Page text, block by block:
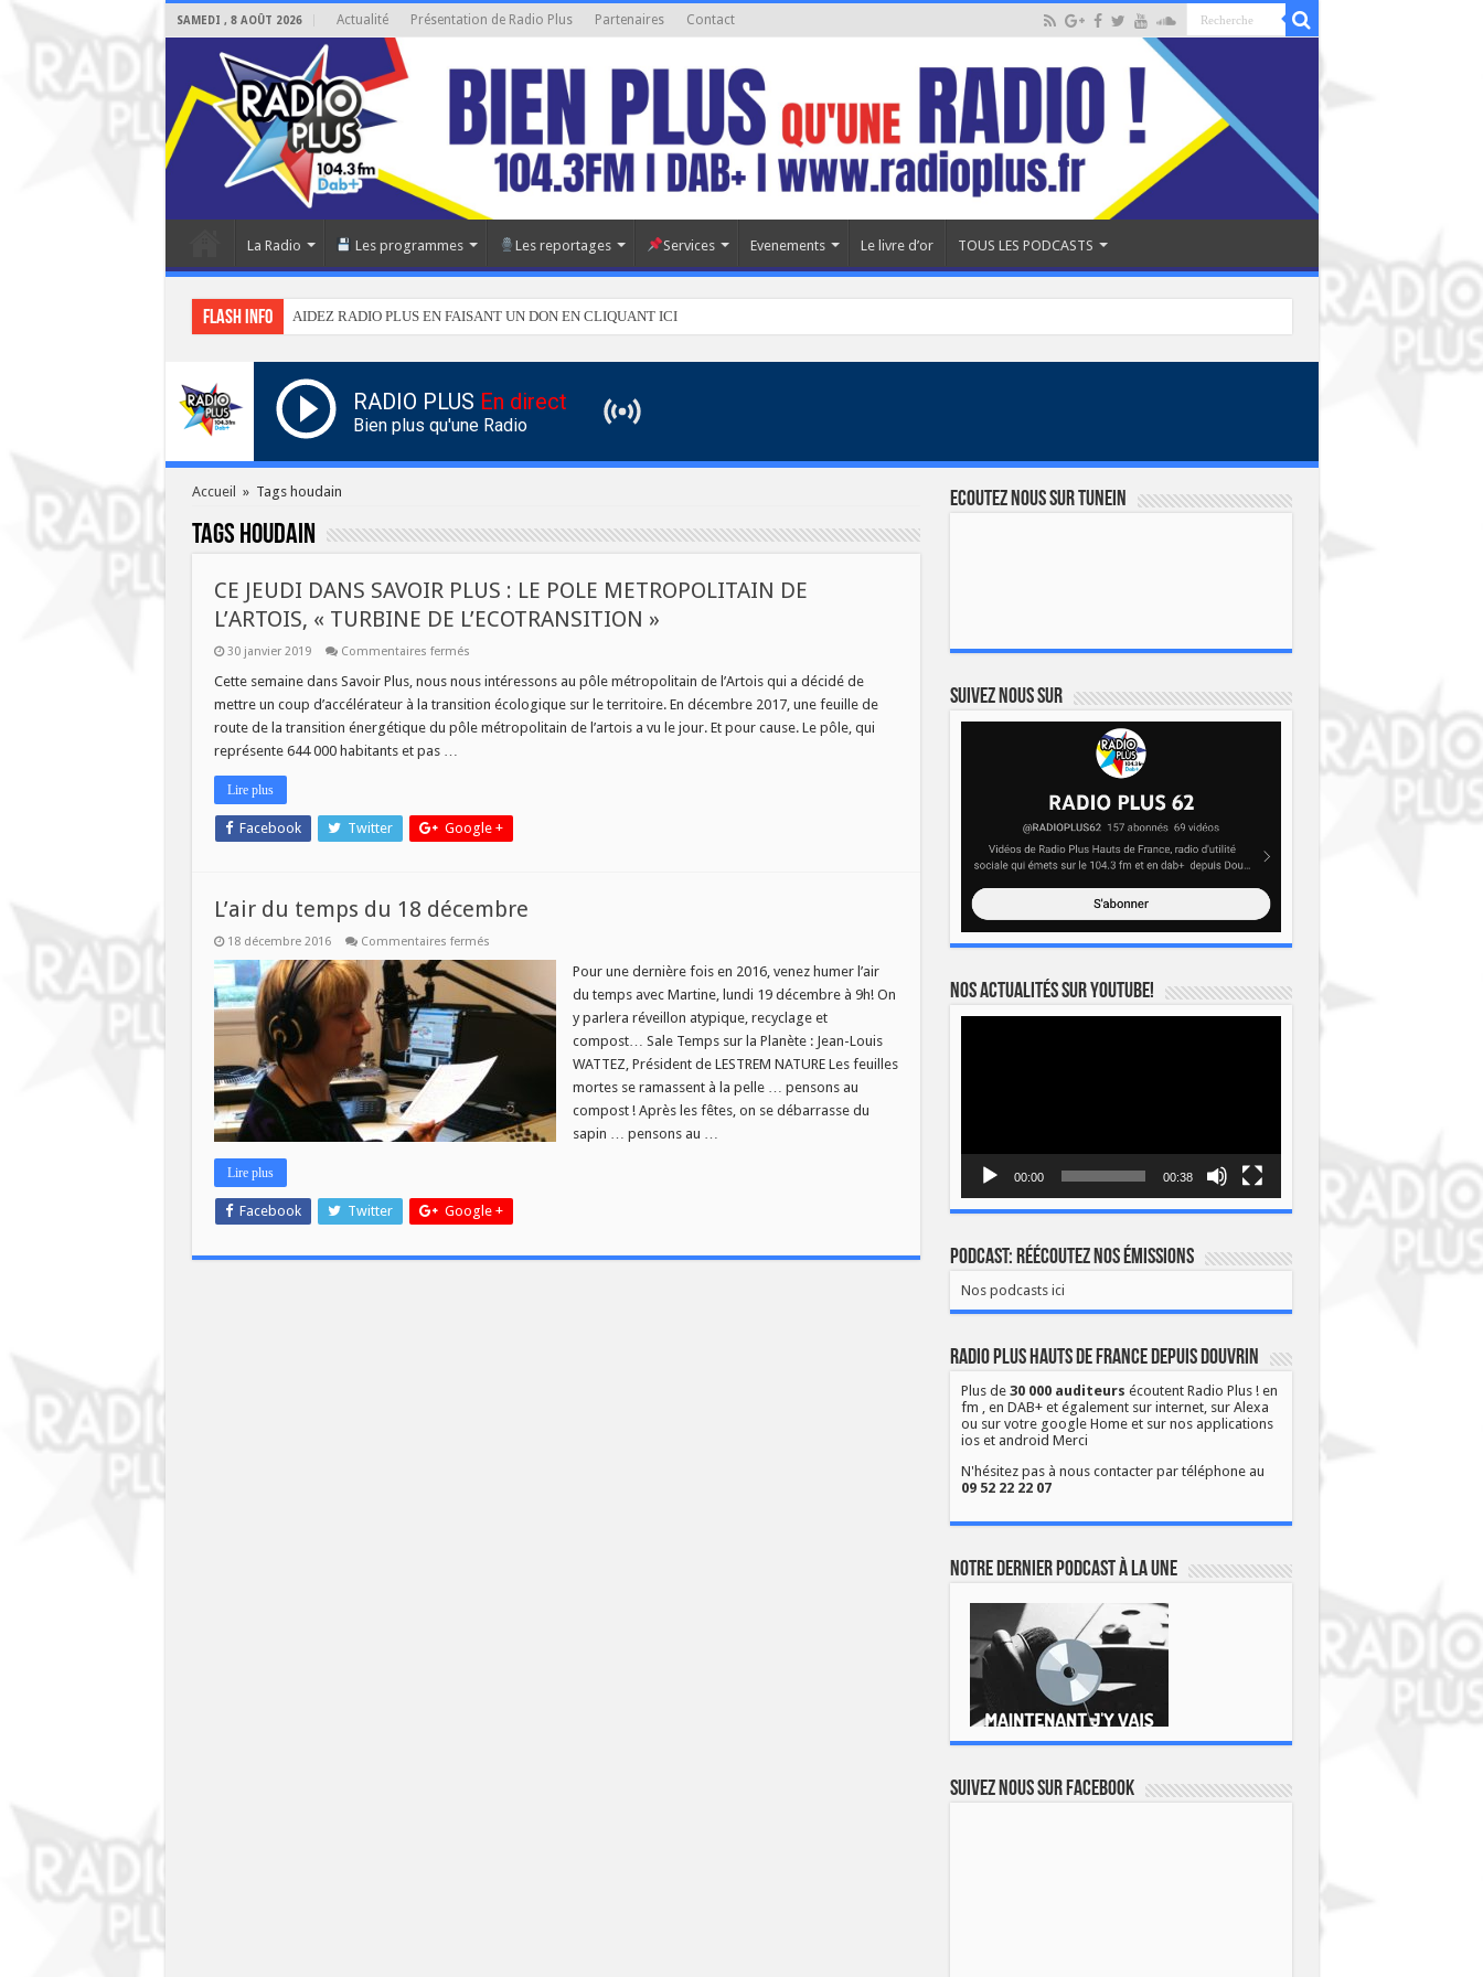
SAMEDI , 8 AOÛT 2026 Actualité Présentation de Radio Plus Partenaires Contact
La Radio Les programmes Les reportages Services Evenements Le livre d’or TOUS LES PODCASTS
Flash info AIDEZ RADIO PLUS EN FAISANT UN DON EN CLIQUANT ICI
RADIO PLUS En direct
Bien plus qu'une Radio
Accueil » Tags houdain
Tags houdain
CE JEUDI DANS SAVOIR PLUS : LE POLE METROPOLITAIN DE
L’ARTOIS, « TURBINE DE L’ECOTRANSITION »
30 janvier 2019 Commentaires ferméssur
JEUDI
SAVOIR
PLUS
:
« TURBINE
DE
Cette semaine dans Savoir Plus, nous nous intéressons au pôle métropolitain de l’Artois qui a décidé de
mettre un coup d’accélérateur à la transition écologique sur le territoire. En décembre 2017, une feuille de
route de la transition énergétique du pôle métropolitain de l’artois a vu le jour. Et pour cause. Le pôle, qui
représente 644 000 habitants et pas …
Lire plus
Facebook Twitter Google +
L’air du temps du 18 décembre
18 décembre 2016 Commentaires ferméssur
du
temps
du
18
décembre
Pour une dernière fois en 2016, venez humer l’air
du temps avec Martine, lundi 19 décembre à 9h! On
y parlera réveillon atypique, recyclage et
compost… Sale Temps sur la Planète : Jean-Louis
WATTEZ, Président de LESTREM NATURE Les feuilles
mortes se ramassent à la pelle … pensons au
compost ! Après les fêtes, on se débarrasse du
sapin … pensons au …
Lire plus
Facebook Twitter Google +
Ecoutez nous sur TuneIn
Suivez nous sur
Nos actualités sur YOUTUBE!
00:00 00:38
Podcast: Réécoutez nos émissions
Nos podcasts ici
Radio Plus Hauts de France depuis Douvrin
Plus de 30 000 auditeurs écoutent Radio Plus ! en
fm , en DAB+ et également sur internet, sur Alexa
ou sur votre google Home et sur nos applications
ios et android Merci
N'hésitez pas à nous contacter par téléphone au
09 52 22 22 07
Notre dernier podcast à la une
Suivez nous sur Facebook